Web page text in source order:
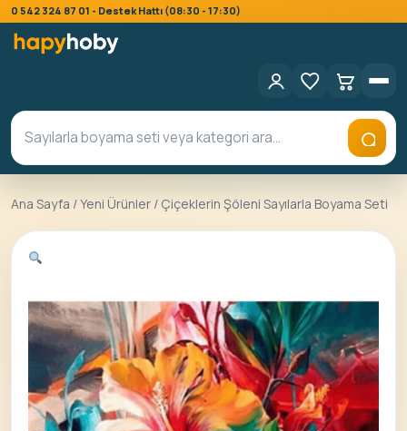
0 542 324 87 01 - Destek Hattı (08:30 - 17:30)
Ana Sayfa /Yeni Ürünler / Çiçeklerin Şöleni Sayılarla Boyama Seti